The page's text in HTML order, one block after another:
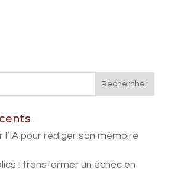
l’IA pour rédiger son mémoire
: transformer un échec en